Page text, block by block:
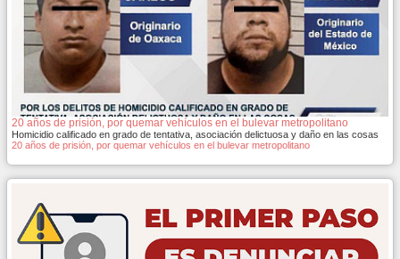
20 años de prisión, por quemar vehículos en el bulevar metropolitano
Homicidio calificado en grado de tentativa, asociación delictuosa y daño en las cosas
20 años de prisión, por quemar vehículos en el bulevar metropolitano